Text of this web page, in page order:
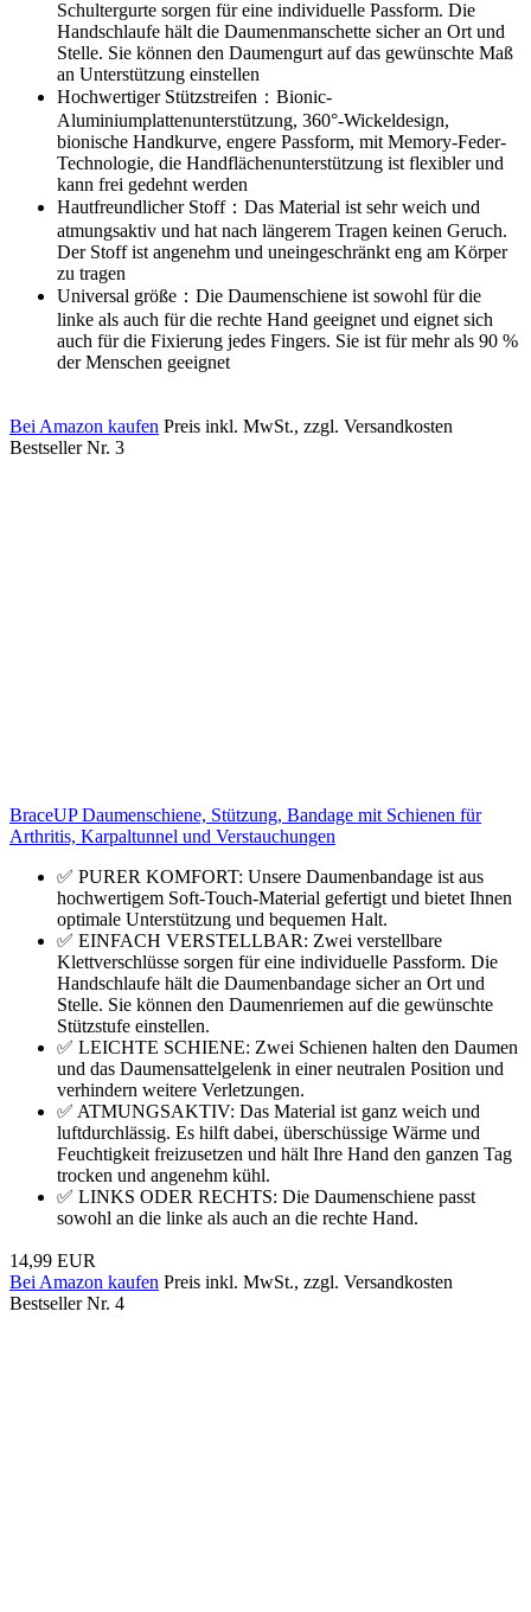
Schultergurte sorgen für eine individuelle Passform. Die
Handschlaufe hält die Daumenmanschette sicher an Ort und
Stelle. Sie können den Daumengurt auf das gewünschte Maß
an Unterstützung einstellen
Hochwertiger Stützstreifen：Bionic-
Aluminiumplattenunterstützung, 360°-Wickeldesign,
bionische Handkurve, engere Passform, mit Memory-Feder-
Technologie, die Handflächenunterstützung ist flexibler und
kann frei gedehnt werden
Hautfreundlicher Stoff：Das Material ist sehr weich und
atmungsaktiv und hat nach längerem Tragen keinen Geruch.
Der Stoff ist angenehm und uneingeschränkt eng am Körper
zu tragen
Universal größe：Die Daumenschiene ist sowohl für die
linke als auch für die rechte Hand geeignet und eignet sich
auch für die Fixierung jedes Fingers. Sie ist für mehr als 90 %
der Menschen geeignet
Bei Amazon kaufen Preis inkl. MwSt., zzgl. Versandkosten
Bestseller Nr. 3
BraceUP Daumenschiene, Stützung, Bandage mit Schienen für
Arthritis, Karpaltunnel und Verstauchungen
✅ PURER KOMFORT: Unsere Daumenbandage ist aus
hochwertigem Soft-Touch-Material gefertigt und bietet Ihnen
optimale Unterstützung und bequemen Halt.
✅ EINFACH VERSTELLBAR: Zwei verstellbare
Klettverschlüsse sorgen für eine individuelle Passform. Die
Handschlaufe hält die Daumenbandage sicher an Ort und
Stelle. Sie können den Daumenriemen auf die gewünschte
Stützstufe einstellen.
✅ LEICHTE SCHIENE: Zwei Schienen halten den Daumen
und das Daumensattelgelenk in einer neutralen Position und
verhindern weitere Verletzungen.
✅ ATMUNGSAKTIV: Das Material ist ganz weich und
luftdurchlässig. Es hilft dabei, überschüssige Wärme und
Feuchtigkeit freizusetzen und hält Ihre Hand den ganzen Tag
trocken und angenehm kühl.
✅ LINKS ODER RECHTS: Die Daumenschiene passt
sowohl an die linke als auch an die rechte Hand.
14,99 EUR
Bei Amazon kaufen Preis inkl. MwSt., zzgl. Versandkosten
Bestseller Nr. 4